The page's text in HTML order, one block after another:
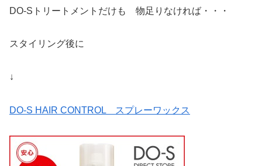
DO-Sトリートメントだけも 物足りなければ・・・
スタイリング後に
↓
DO-S HAIR CONTROL スプレーワックス